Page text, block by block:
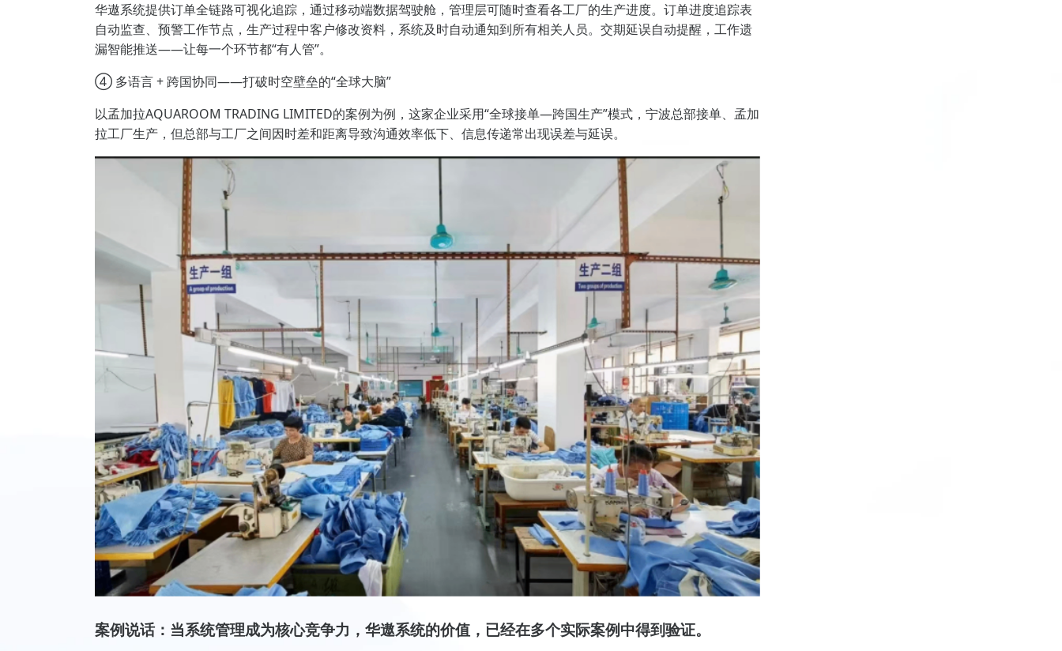
华遨系统提供订单全链路可视化追踪，通过移动端数据驾驶舱，管理层可随时查看各工厂的生产进度。订单进度追踪表
自动监查、预警工作节点，生产过程中客户修改资料，系统及时自动通知到所有相关人员。交期延误自动提醒，工作遗
漏智能推送——让每一个环节都“有人管”。
④ 多语言 + 跨国协同——打破时空壁垒的“全球大脑”
以孟加拉AQUAROOM TRADING LIMITED的案例为例，这家企业采用“全球接单—跨国生产”模式，宁波总部接单、孟加
拉工厂生产，但总部与工厂之间因时差和距离导致沟通效率低下、信息传递常出现误差与延误。
案例说话：当系统管理成为核心竞争力，华遨系统的价值，已经在多个实际案例中得到验证。